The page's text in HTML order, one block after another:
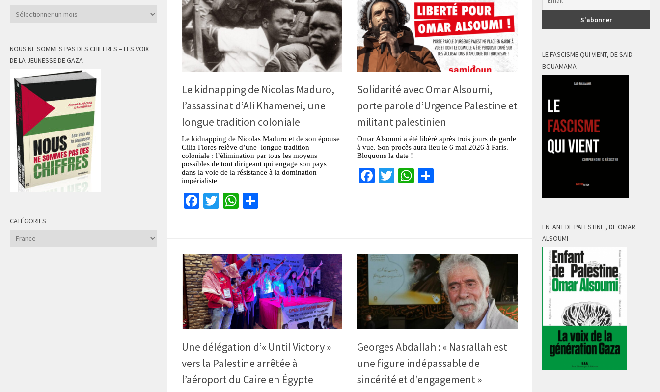
Le kidnapping de Nicolas Maduro,
l’assassinat d’Ali Khamenei, une
longue tradition coloniale
Le kidnapping de Nicolas Maduro et de son épouse
Cilia Flores relève d’une longue tradition
coloniale : l’élimination par tous les moyens
possibles de tout dirigeant qui engage son pays
dans la voie de la résistance à la domination
impérialiste
Facebook
TwitterWhatsApp
Solidarité avec Omar Alsoumi,
porte parole d’Urgence Palestine et
militant palestinien
Omar Alsoumi a été libéré après trois jours de garde
à vue. Son procès aura lieu le 6 mai 2026 à Paris.
Bloquons la date !
Facebook
TwitterWhatsApp
Une délégation d’« Until Victory »
vers la Palestine arrêtée à
l’aéroport du Caire en Égypte
Georges Abdallah : « Nasrallah est
une figure indépassable de
sincérité et d’engagement »
Archives
NOUS NE SOMMES PAS DES CHIFFRES – LES VOIX
DE LA JEUNESSE DE GAZA
CATÉGORIES
Catégories
LE FASCISME QUI VIENT, DE SAÏD
BOUAMAMA
ENFANT DE PALESTINE , DE OMAR
ALSOUMI